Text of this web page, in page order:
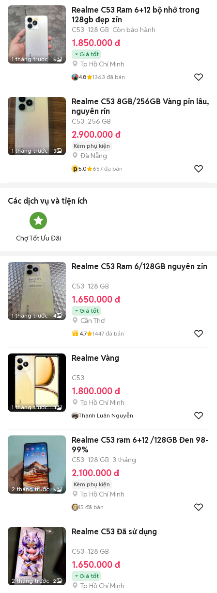
1 tháng trước 5
Realme C53 Ram 6+12 bộ nhớ trong
128gb đẹp zin
C53 128 GB Còn bảo hành
1.850.000 đ
Giá tốt
Tp Hồ Chí Minh
4.8 1363 đã bán
1 tháng trước 3
Realme C53 8GB/256GB Vàng pin lâu,
nguyên rin
C53 256 GB
2.900.000 đ
Kèm phụ kiện
Đà Nẵng
p5.0 657 đã bán
Các dịch vụ và tiện ích
Chợ Tốt Ưu Đãi
1 tháng trước 4
Realme C53 Ram 6/128GB nguyên zin
C53 128 GB
1.650.000 đ
Giá tốt
Cần Thơ
4.7 1447 đã bán
1 tháng trước 1
Realme Vàng
C53
1.800.000 đ
Tp Hồ Chí Minh
Thanh Luân Nguyễn
2 tháng trước 5
Realme C53 ram 6+12 /128GB Đen 98-
99%
C53 128 GB 3 tháng
2.100.000 đ
Kèm phụ kiện
Tp Hồ Chí Minh
15 đã bán
2 tháng trước 2
Realme C53 Đã sử dụng
C53 128 GB
1.650.000 đ
Giá tốt
Tp Hồ Chí Minh